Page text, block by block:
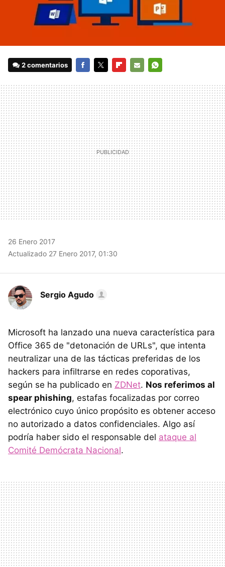
2 comentarios
MAIL
26 Enero 2017
Actualizado 27 Enero 2017, 01:30
Sergio Agudo
Microsoft ha lanzado una nueva característica para
Office 365 de "detonación de URLs", que intenta
neutralizar una de las tácticas preferidas de los
hackers para infiltrarse en redes coporativas,
según se ha publicado en ZDNet. Nos referimos al
spear phishing, estafas focalizadas por correo
electrónico cuyo único propósito es obtener acceso
no autorizado a datos confidenciales. Algo así
podría haber sido el responsable del ataque al
Comité Demócrata Nacional.